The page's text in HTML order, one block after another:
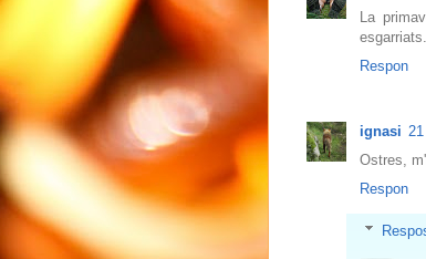
La
esgarriats.
Respon
ignasi
Ostres,
Respon